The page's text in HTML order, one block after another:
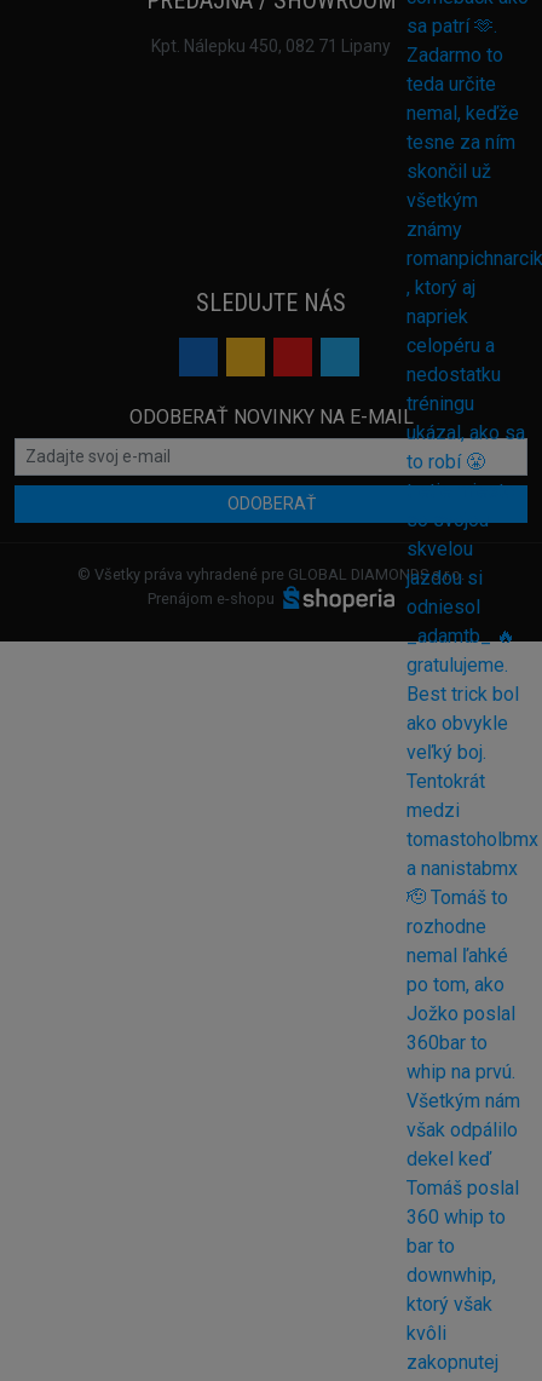
Kpt. Nálepku 450, 082 71 Lipany
SLEDUJTE NÁS
ODOBERAŤ NOVINKY NA E-MAIL
ODOBERAŤ
© Všetky práva vyhradené pre GLOBAL DIAMONDS s.r.o.
Prenájom e-shopu